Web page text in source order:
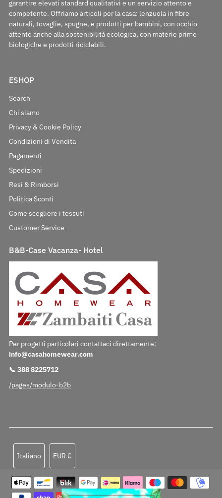
garantire elevati standard qualitativi e un servizio attento e
competente. Offriamo articoli per la casa: lenzuola in fibre
naturali, tovaglie, spugne, e prodotti per bambini, con occhio
attento anche alla sostenibilità ecologica, con materie prime
biologiche e prodotti riciclabili.
ESHOP
Search
Chi siamo
Privacy & Cookie Policy
Condizioni di Vendita
Pagamenti
Spedizioni
Resi & Rimborsi
Politica Sconti
Come scegliere i tessuti
Customer Service
B&B-Case Vacanza- Hotel
Per progetti particolari contattaci direttamente:
info@casahomewear.com
📞 388 8225712
/pages/modulo-b2b
Italiano EUR €